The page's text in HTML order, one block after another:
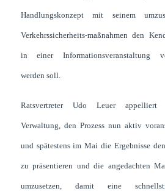
Handlungskonzept mit seinem
Verkehrssicherheits-maßnahmen den
in einer Informationsveranstaltung
werden soll.
Ratsvertreter Udo Leuer
Verwaltung, den Prozess nun aktiv
und spätestens im Mai die Ergebnisse
zu präsentieren und die angedachten
umzusetzen, damit eine